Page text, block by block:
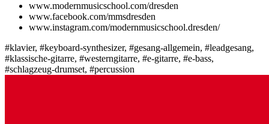
www.modernmusicschool.com/dresden
www.facebook.com/mmsdresden
www.instagram.com/modernmusicschool.dresden/
#klavier, #keyboard-synthesizer, #gesang-allgemein, #leadgesang,
#klassische-gitarre, #westerngitarre, #e-gitarre, #e-bass,
#schlagzeug-drumset, #percussion